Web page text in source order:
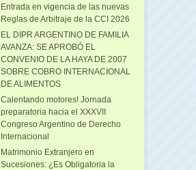
Entrada en vigencia de las nuevas
Reglas de Arbitraje de la CCI 2026
EL DIPR ARGENTINO DE FAMILIA
AVANZA: SE APROBÓ EL
CONVENIO DE LA HAYA DE 2007
SOBRE COBRO INTERNACIONAL
DE ALIMENTOS
Calentando motores! Jornada
preparatoria hacia el XXXVII
Congreso Argentino de Derecho
Internacional
Matrimonio Extranjero en
Sucesiones: ¿Es Obligatoria la